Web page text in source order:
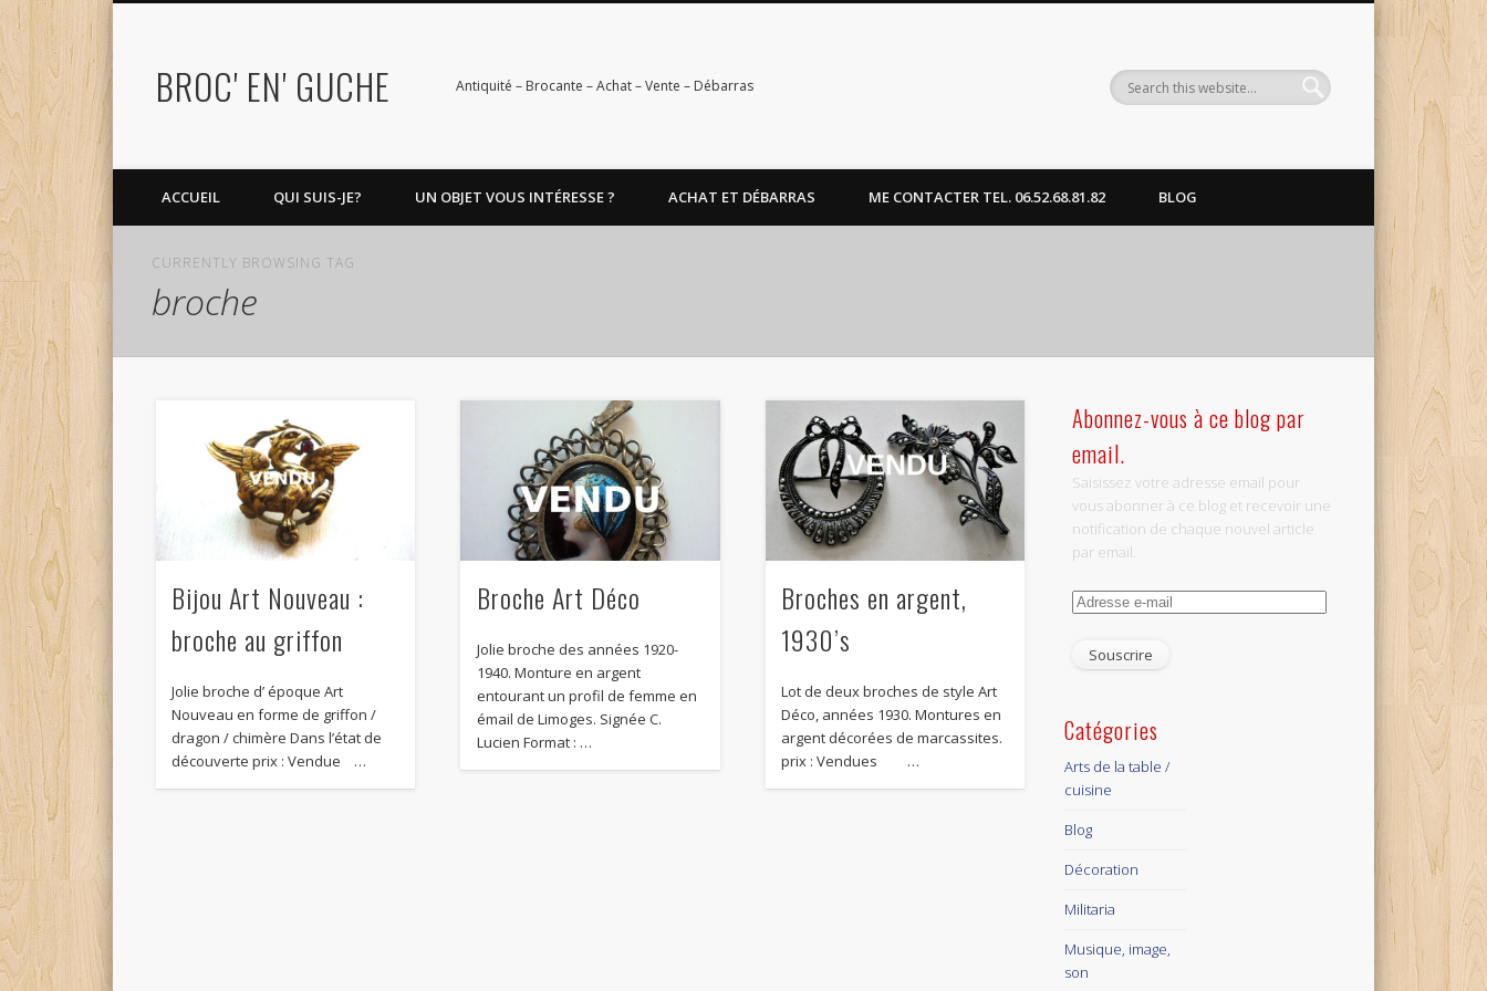
BROC' EN' GUCHE Antiquité – Brocante – Achat – Vente – Débarras
ACCUEIL QUI SUIS-JE? UN OBJET VOUS INTÉRESSE ? ACHAT ET DÉBARRAS ME CONTACTER TEL. 06.52.68.81.82 BLOG
CURRENTLY BROWSING TAG
broche
Bijou Art Nouveau :
broche au griffon
Jolie broche d’ époque Art
Nouveau en forme de griffon /
dragon / chimère Dans l’état de
découverte prix : Vendue …
Broche Art Déco
Jolie broche des années 1920-
1940. Monture en argent
entourant un profil de femme en
émail de Limoges. Signée C.
Lucien Format : …
Broches en argent,
1930’s
Lot de deux broches de style Art
Déco, années 1930. Montures en
argent décorées de marcassites.
prix : Vendues …
Abonnez-vous à ce blog par
email.
Saisissez votre adresse email pour
vous abonner à ce blog et recevoir une
notification de chaque nouvel article
par email.
Adresse
mail
Catégories
Arts de la table /
cuisine
Blog
Décoration
Militaria
Musique, image,
son